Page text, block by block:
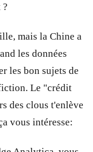
?
mais la Chine a
les données
les bon sujets de
Le "crédit
des clous t'enlève
vous intéresse: